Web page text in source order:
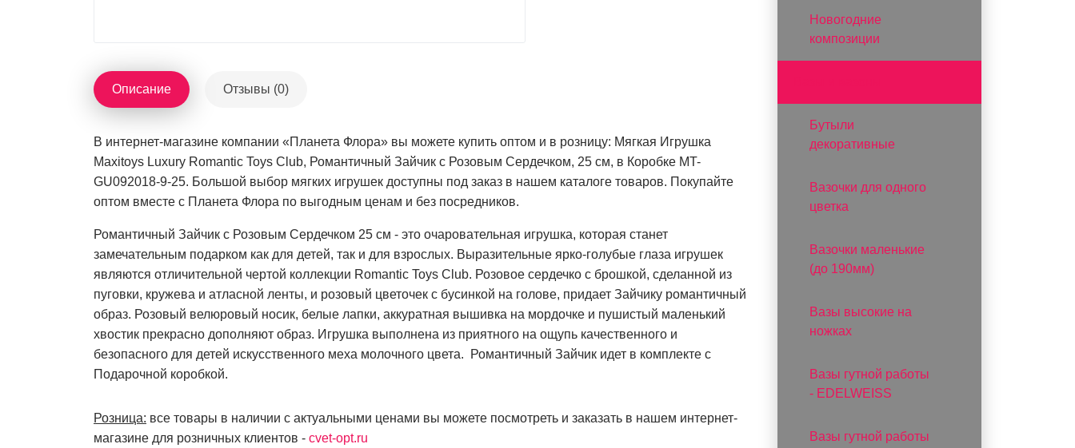
Описание Отзывы (0)
В интернет-магазине компании «Планета Флора» вы можете купить оптом и в розницу: Мягкая Игрушка
Maxitoys Luxury Romantic Toys Club, Романтичный Зайчик с Розовым Сердечком, 25 см, в Коробке MT-
GU092018-9-25. Большой выбор мягких игрушек доступны под заказ в нашем каталоге товаров. Покупайте
оптом вместе с Планета Флора по выгодным ценам и без посредников.
Романтичный Зайчик с Розовым Сердечком 25 см - это очаровательная игрушка, которая станет
замечательным подарком как для детей, так и для взрослых. Выразительные ярко-голубые глаза игрушек
являются отличительной чертой коллекции Romantic Toys Club. Розовое сердечко с брошкой, сделанной из
пуговки, кружева и атласной ленты, и розовый цветочек с бусинкой на голове, придает Зайчику романтичный
образ. Розовый велюровый носик, белые лапки, аккуратная вышивка на мордочке и пушистый маленький
хвостик прекрасно дополняют образ. Игрушка выполнена из приятного на ощупь качественного и
безопасного для детей искусственного меха молочного цвета. Романтичный Зайчик идет в комплекте с
Подарочной коробкой.
Розница: все товары в наличии с актуальными ценами вы можете посмотреть и заказать в нашем интернет-
магазине для розничных клиентов - cvet-opt.ru
Новогодние
композиции
Бутыли
декоративные
Вазочки для одного
цветка
Вазочки маленькие
(до 190мм)
Вазы высокие на
ножках
Вазы гутной работы
- EDELWEISS
Вазы гутной работы